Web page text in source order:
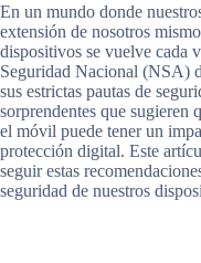
En un mundo donde
extensión de nosotros
dispositivos se vuelve cada
Seguridad Nacional (NSA)
sus estrictas pautas de
sorprendentes que sugieren
el móvil puede tener un
protección digital. Este
seguir estas
seguridad de nuestros